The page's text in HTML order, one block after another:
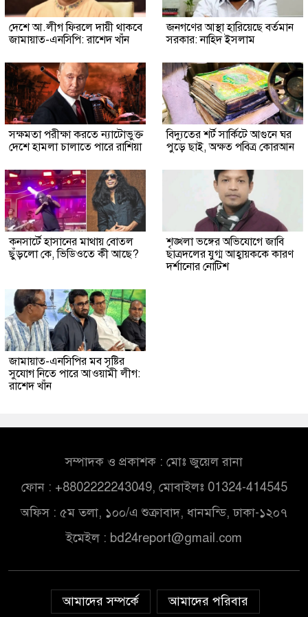
দেশে আ.লীগ ফিরলে দায়ী থাকবে
জামায়াত-এনসিপি: রাশেদ খাঁন
জনগণের আস্থা হারিয়েছে বর্তমান
সরকার: নাহিদ ইসলাম
সক্ষমতা পরীক্ষা করতে ন্যাটোভুক্ত
দেশে হামলা চালাতে পারে রাশিয়া
বিদ্যুতের শর্ট সার্কিটে আগুনে ঘর
পুড়ে ছাই, অক্ষত পবিত্র কোরআন
কনসার্টে হাসানের মাথায় বোতল
ছুঁড়লো কে, ভিডিওতে কী আছে?
শৃঙ্খলা ভঙ্গের অভিযোগে জাবি
ছাত্রদলের যুগ্ম আহ্বায়ককে কারণ
দর্শানোর নোটিশ
জামায়াত-এনসিপির মব সৃষ্টির
সুযোগ নিতে পারে আওয়ামী লীগ:
রাশেদ খাঁন
সম্পাদক ও প্রকাশক : মোঃ জুয়েল রানা
ফোন : +8802222243049, মোবাইলঃ 01324-414545
অফিস : ৫ম তলা, ১০০/এ শুক্রাবাদ, ধানমন্ডি, ঢাকা-১২০৭
ইমেইল : bd24report@gmail.com
আমাদের সম্পর্কে আমাদের পরিবার